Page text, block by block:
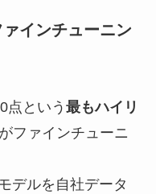
インチューニン
点という 最もハイリ
ファインチューニ
デルを自社データ